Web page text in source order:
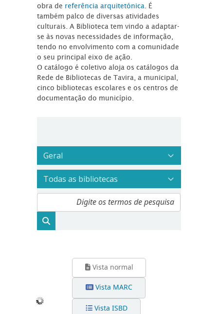
obra de referência arquitetónica . É
também palco de diversas atividades
culturais. A Biblioteca tem vindo a adaptar-
se às novas necessidades de informação,
tendo no envolvimento com a comunidade
o seu principal eixo de ação.
O catálogo é coletivo aloja os catálogos da
Rede de Bibliotecas de Tavira, a municipal,
cinco bibliotecas escolares e os centros de
documentação do município.
Vista normal
Vista MARC
Vista ISBD